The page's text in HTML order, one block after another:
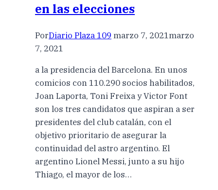
en las elecciones
PorDiario Plaza 109 marzo 7, 2021marzo
7, 2021
a la presidencia del Barcelona. En unos
comicios con 110.290 socios habilitados,
Joan Laporta, Toni Freixa y Victor Font
son los tres candidatos que aspiran a ser
presidentes del club catalán, con el
objetivo prioritario de asegurar la
continuidad del astro argentino. El
argentino Lionel Messi, junto a su hijo
Thiago, el mayor de los…